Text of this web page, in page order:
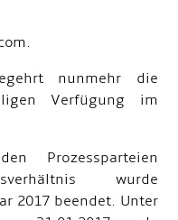
nunmehr die
Verfügung im
Prozessparteien
wurde
2017 beendet. Unter